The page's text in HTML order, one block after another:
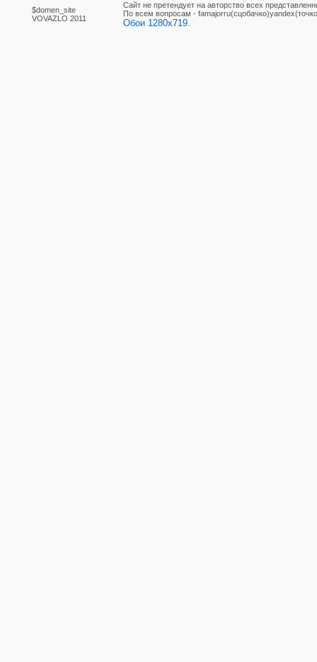
$domen_site
VOVAZLO 2011
Сайт не претендует на авторство всех
По вcем вопросам -
Обои 1280x719.